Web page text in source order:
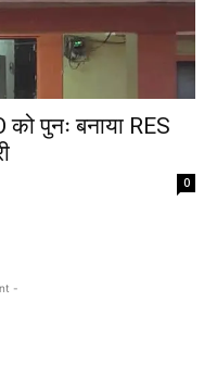
पुनः बनाया RES
0
-